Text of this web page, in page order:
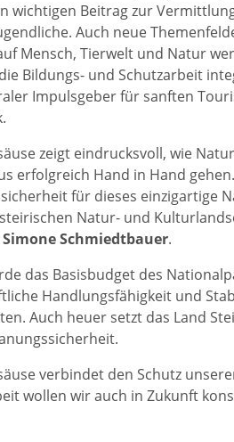
wichtigen Beitrag zur
Auch neue
Mensch, Tierwelt und Natur
Bildungs- und Schutzarbeit
Impulsgeber für sanften
zeigt eindrucksvoll, wie
erfolgreich Hand in Hand
für dieses einzigartige
Natur- und
Simone Schmiedtbauer.
das Basisbudget des
Handlungsfähigkeit und
Auch heuer setzt das Land
verbindet den Schutz
wollen wir auch in Zukunft